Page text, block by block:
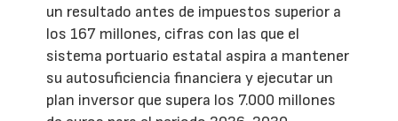
un resultado antes de impuestos superior a
los 167 millones, cifras con las que el
sistema portuario estatal aspira a mantener
su autosuficiencia financiera y ejecutar un
plan inversor que supera los 7.000 millones